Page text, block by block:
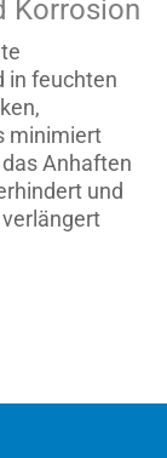
Korrosion
in feuchten
minimiert
Anhaften
und